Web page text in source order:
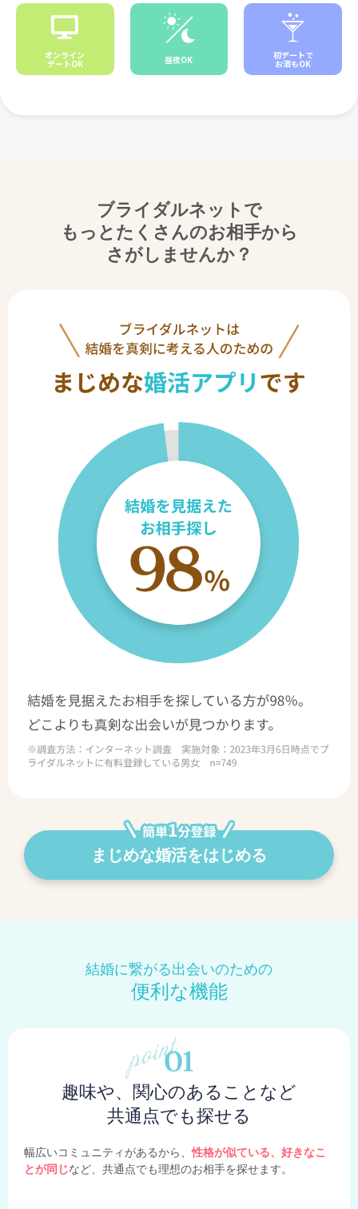
オンライン
デートOK 昼夜OK 初デートで
お酒もOK
ブライダルネットで
もっとたくさんのお相手から
さがしませんか？
まじめな婚活をはじめる
結婚に繋がる出会いのための
便利な機能
趣味や、関心のあることなど
共通点でも探せる
幅広いコミュニティがあるから、性格が似ている、好きなこ
とが同じなど、共通点でも理想のお相手を探せます。